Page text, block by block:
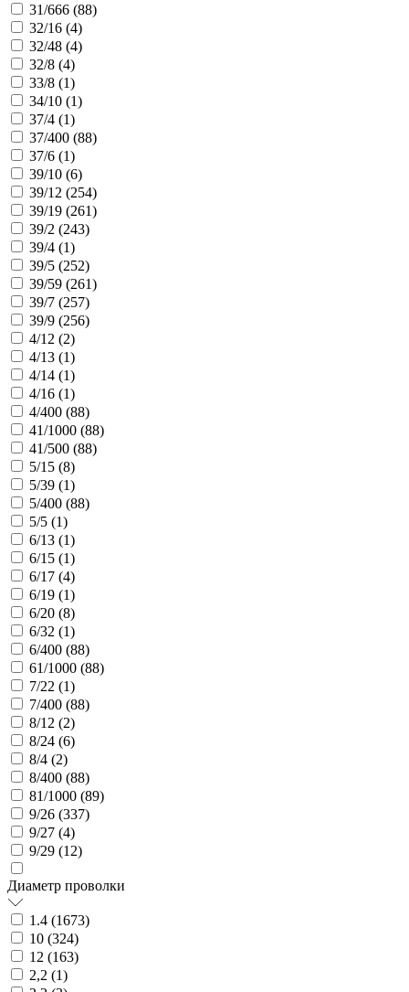
31/666 (88)
32/16 (4)
32/48 (4)
32/8 (4)
33/8 (1)
34/10 (1)
37/4 (1)
37/400 (88)
37/6 (1)
39/10 (6)
39/12 (254)
39/19 (261)
39/2 (243)
39/4 (1)
39/5 (252)
39/59 (261)
39/7 (257)
39/9 (256)
4/12 (2)
4/13 (1)
4/14 (1)
4/16 (1)
4/400 (88)
41/1000 (88)
41/500 (88)
5/15 (8)
5/39 (1)
5/400 (88)
5/5 (1)
6/13 (1)
6/15 (1)
6/17 (4)
6/19 (1)
6/20 (8)
6/32 (1)
6/400 (88)
61/1000 (88)
7/22 (1)
7/400 (88)
8/12 (2)
8/24 (6)
8/4 (2)
8/400 (88)
81/1000 (89)
9/26 (337)
9/27 (4)
9/29 (12)
Диаметр проволки
1.4 (1673)
10 (324)
12 (163)
2,2 (1)